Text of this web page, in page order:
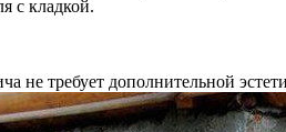
с кладкой.
не требует дополнительной